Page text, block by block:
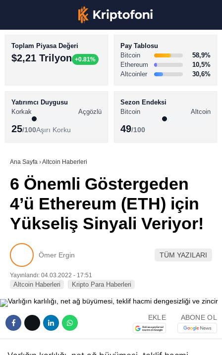
Youtube
TikTok
Pinterest
BİTCOİN HABERLERİ
ALTCOİN HABERLERİ
SÖZLÜK
Toplam Piyasa Değeri
$2,21 Trilyon +0.81%
Pay Tablosu
Bitcoin
58,9%
Ethereum
10,5%
Altcoinler
30,6%
Yatırımcı Duygusu
Korkak
Açgözlü
25/100Aşırı Korku
Sezon Endeksi
Bitcoin
Altcoin
49/100
Ana Sayfa ›Altcoin Haberleri
6 Önemli Göstergeden
4’ü Ethereum (ETH) için
Yükseliş Sinyali Veriyor!
Ömer Ergin TÜM YAZILARI
Yayınlandı: 04.03.2022 - 17:51
Altcoin Haberleri Kripto Para Haberleri
EKLE ABONE OL